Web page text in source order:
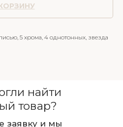
5 хрома, 4 однотонных, звезда
найти
товар?
заявку и мы